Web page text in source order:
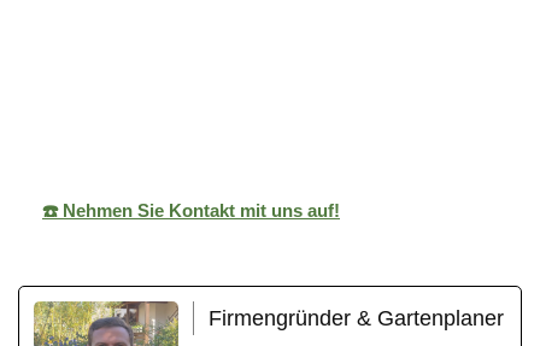
☎️ Nehmen Sie Kontakt mit uns auf!
Firmengründer & Gartenplaner